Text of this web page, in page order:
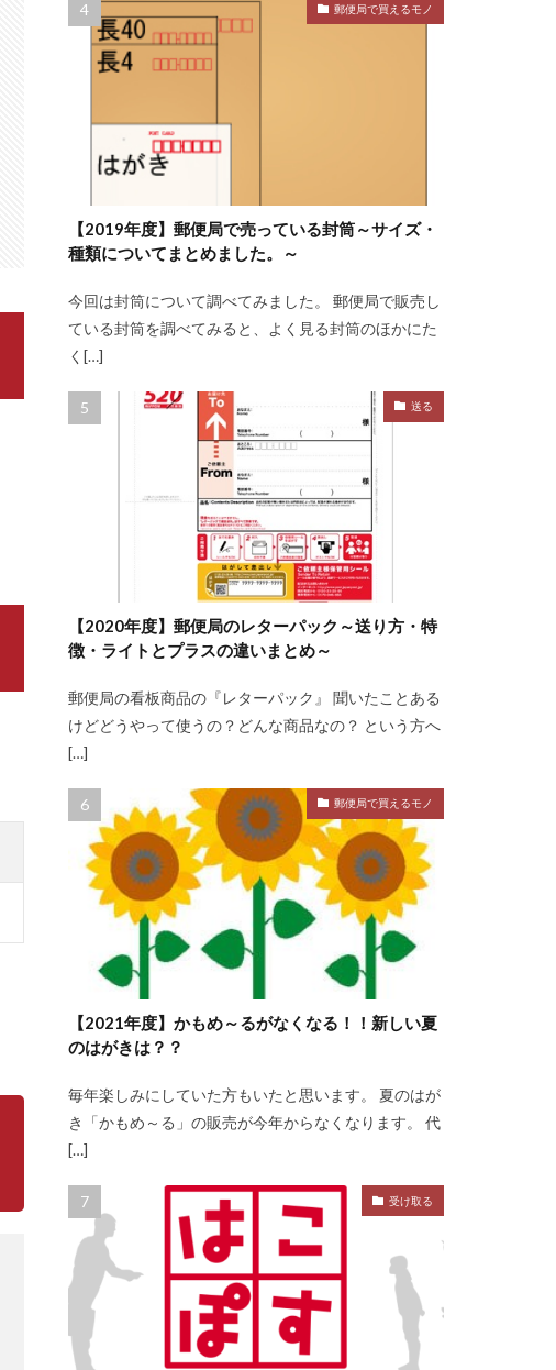
郵便局で買えるモノ
【2019年度】郵便局で売っている封筒～サイズ・
種類についてまとめました。～
今回は封筒について調べてみました。 郵便局で販売し
ている封筒を調べてみると、よく見る封筒のほかにた
く[…]
送る
【2020年度】郵便局のレターパック～送り方・特
徴・ライトとプラスの違いまとめ～
郵便局の看板商品の『レターパック』 聞いたことある
けどどうやって使うの？どんな商品なの？ という方へ
[…]
郵便局で買えるモノ
【2021年度】かもめ～るがなくなる！！新しい夏
のはがきは？？
毎年楽しみにしていた方もいたと思います。 夏のはが
き「かもめ～る」の販売が今年からなくなります。 代
[…]
受け取る